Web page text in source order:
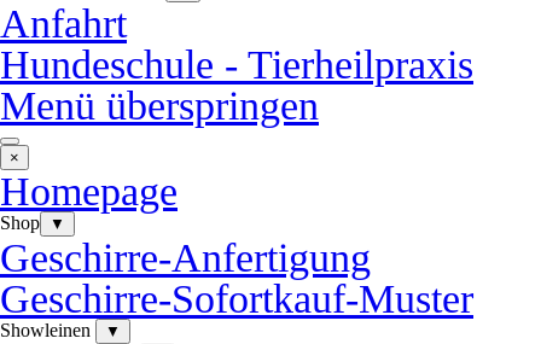
Anfahrt
Hundeschule - Tierheilpraxis
Menü überspringen
×
Homepage
Shop ▼
Geschirre-Anfertigung
Geschirre-Sofortkauf-Muster
Showleinen ▼